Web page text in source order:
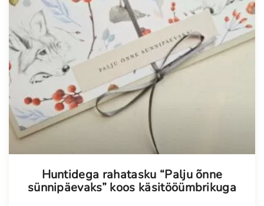
Huntidega rahatasku “Palju õnne
sünnipäevaks” koos käsitööümbrikuga